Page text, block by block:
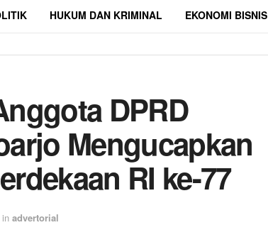
HUKUM DAN KRIMINAL EKONOMI BISNIS
DPRD
Mengucapkan
RI ke-77
in advertorial